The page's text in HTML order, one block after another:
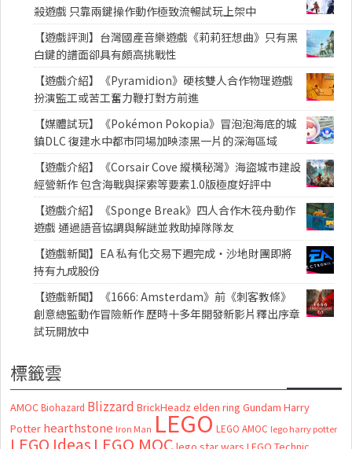
殺遊戲 只靠兩鍵操作動作極致流暢試玩上架中
【遊戲評測】台灣國產音樂遊戲《莉莉狂想曲》只有黑
白鍵的譜面卻具有頗高挑戰性
【遊戲介紹】《Pyramidion》硬核雙人合作物理遊戲
扮演監工或苦工奮力鞭打對方前進
【媒體試玩】《Pokémon Pokopia》冒泡泡海底的城
鎮DLC 復建水中都市同場加映漆黑一片的深海區域
【遊戲介紹】《Corsair Cove 縱橫秘灣》海盜城市建設
經營新作 包含海戰與探索等要素1.0版極度好評中
【遊戲介紹】《Sponge Break》四人合作木筏舟動作
遊戲 通過語音協調與解謎並救助掉隊隊友
【遊戲新聞】EA 私有化交易下週完成・沙地財團即將
持有九成股份
【遊戲新聞】《1666: Amsterdam》前《刺客教條》
創意總監動作冒險新作 歷時十多年開發新影片釋出序章
試玩開放中
標籤雲
AMOC Biohazard Blizzard BrickHeadz elden ring Gundam Harry
Potter hearthstone Iron Man LEGO LEGO AMOC lego harry potter
LEGO Ideas LEGO MOC